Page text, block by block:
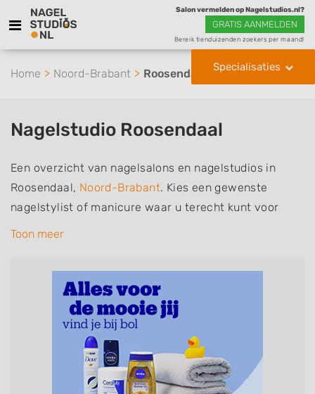
Salon vermelden op Nagelstudios.nl?
GRATIS AANMELDEN
Bereik tienduizenden zoekers per maand!
Specialisaties
Home Noord-Brabant Roosendaal
Nagelstudio Roosendaal
Een overzicht van nagelsalons en nagelstudios in
Roosendaal, Noord-Brabant. Kies een gewenste
nagelstylist of manicure waar u terecht kunt voor
handverzorging, nagelverzorging en soms ook
Manicure, Pedicure, French Manicure, Acrylnagels,
Gelnagels, Nailart, Parrafinebehandeling, 3D Nailart,
Bruidsnagels en Handmassage. U kunt de
zoekresultaten filteren met behulp van de
specialisatie filter en u vindt zoekresultaten in iedere
wijk (noord, oost, zuid, west en het centrum) van
Toon meer